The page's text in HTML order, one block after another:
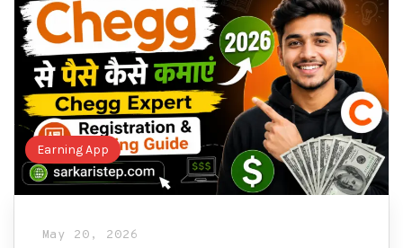
Earning App
May 20, 2026